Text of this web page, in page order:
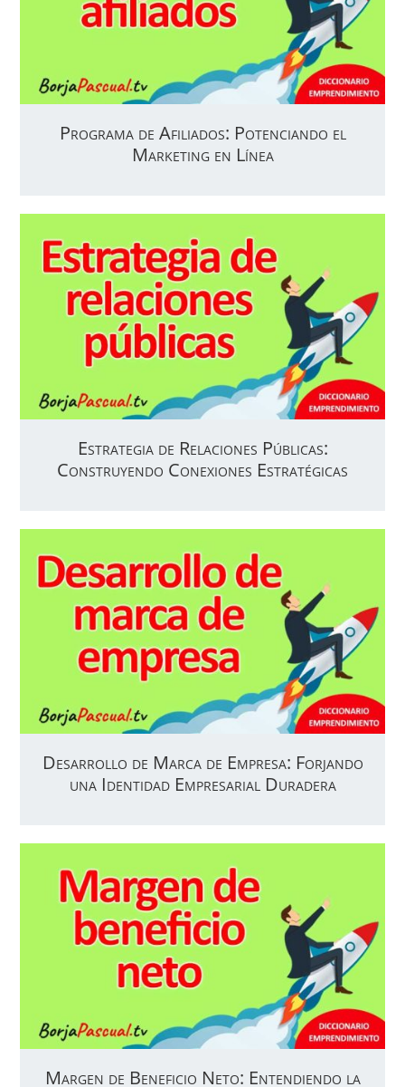
Programa de Afiliados: Potenciando el
Marketing en Línea
Estrategia de Relaciones Públicas:
Construyendo Conexiones Estratégicas
Desarrollo de Marca de Empresa: Forjando
una Identidad Empresarial Duradera
Margen de Beneficio Neto: Entendiendo la